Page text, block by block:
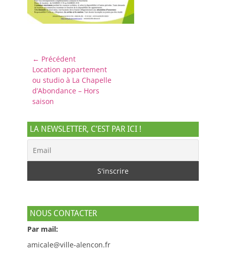
Navigation
de
l’article
← Précédent
Article
précédent :
Location appartement
ou studio à La Chapelle
d’Abondance – Hors
saison
LA NEWSLETTER, C’EST PAR ICI !
NOUS CONTACTER
Par mail:
amicale@ville-alencon.fr